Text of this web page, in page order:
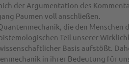
der Argumentation des
Paumen voll anschließen.
die den Menschen
Teil unserer
Basis aufstößt.
in ihrer Bedeutung für